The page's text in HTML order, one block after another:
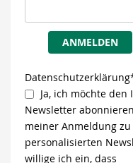
ANMELDEN
Ja, ich möchte den
Newsletter
meiner Anmeldung zu
personalisierten
willige ich ein, dass